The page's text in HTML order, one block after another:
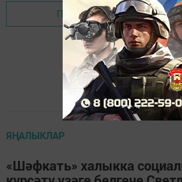
Перейти на страницу
ЯҢАЛЫКЛАР
«Шәфкать» халыкка